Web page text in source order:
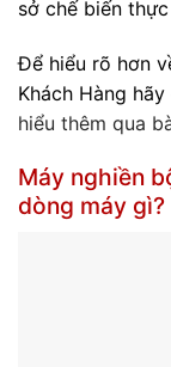
sở chế biến
Để hiểu rõ hơn
Khách Hàng hãy
hiểu thêm qua
Máy nghiền
dòng máy gì?